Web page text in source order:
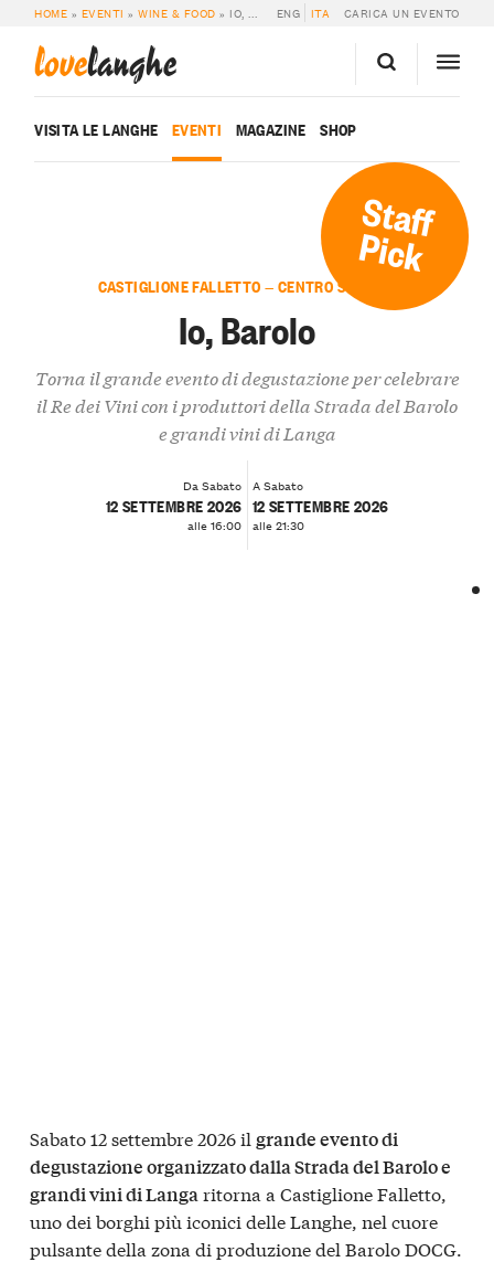
HOME » EVENTI »WINE & FOOD » IO, BAROLO ENG ITA CARICA UN EVENTO
lovelanghe
VISITA LE LANGHE EVENTI MAGAZINE SHOP
Staff
Pick
CASTIGLIONE FALLETTO — CENTRO STORICO
Io, Barolo
Torna il grande evento di degustazione per celebrare
il Re dei Vini con i produttori della Strada del Barolo
e grandi vini di Langa
Da Sabato
12 SETTEMBRE 2026
alle 16:00
A Sabato
12 SETTEMBRE 2026
alle 21:30
Sabato 12 settembre 2026 il grande evento di
degustazione organizzato dalla Strada del Barolo e
grandi vini di Langaritorna a Castiglione Falletto,
uno dei borghi più iconici delle Langhe, nel cuore
pulsante della zona di produzione del Barolo DOCG.